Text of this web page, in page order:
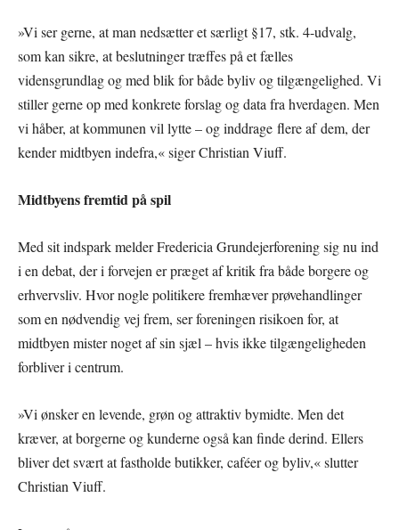
»Vi ser gerne, at man nedsætter et særligt §17, stk. 4-udvalg,
som kan sikre, at beslutninger træffes på et fælles
vidensgrundlag og med blik for både byliv og tilgængelighed. Vi
stiller gerne op med konkrete forslag og data fra hverdagen. Men
vi håber, at kommunen vil lytte – og inddrage flere af dem, der
kender midtbyen indefra,« siger Christian Viuff.
Midtbyens fremtid på spil
Med sit indspark melder Fredericia Grundejerforening sig nu ind
i en debat, der i forvejen er præget af kritik fra både borgere og
erhvervsliv. Hvor nogle politikere fremhæver prøvehandlinger
som en nødvendig vej frem, ser foreningen risikoen for, at
midtbyen mister noget af sin sjæl – hvis ikke tilgængeligheden
forbliver i centrum.
»Vi ønsker en levende, grøn og attraktiv bymidte. Men det
kræver, at borgerne og kunderne også kan finde derind. Ellers
bliver det svært at fastholde butikker, caféer og byliv,« slutter
Christian Viuff.